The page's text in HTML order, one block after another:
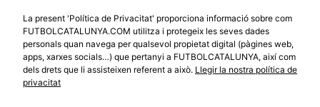
Temes Federatius
Futbol Catalunya
Promocions
Sortejos
Participació
Especials
Copa Catalunya Absoluta 2019
Copa del Rei 2019 - 2020
La present 'Política de Privacitat' proporciona informació sobre com
FUTBOLCATALUNYA.COM utilitza i protegeix les seves dades
personals quan navega per qualsevol propietat digital (pàgines web,
apps, xarxes socials…) que pertanyi a FUTBOLCATALUNYA, així com
dels drets que li assisteixen referent a això. Llegir la nostra política de
privacitat